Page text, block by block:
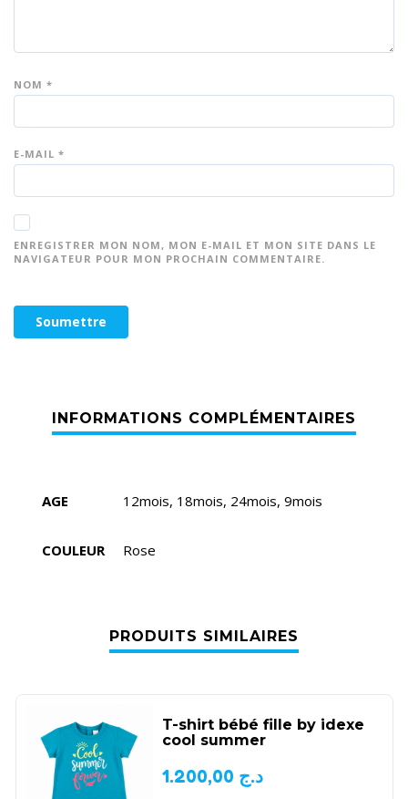
NOM *
E-MAIL *
ENREGISTRER MON NOM, MON E-MAIL ET MON SITE DANS LE
NAVIGATEUR POUR MON PROCHAIN COMMENTAIRE.
AGE 12mois, 18mois, 24mois, 9mois
COULEUR Rose
PRODUITS SIMILAIRES
T-shirt bébé fille by idexe
cool summer
د.ج